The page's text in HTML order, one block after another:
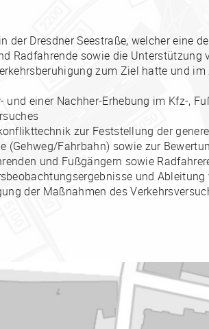
Dresdner Seestraße, welcher eine
Radfahrende sowie die Unterstützung
zum Ziel hatte und
einer Nachher-Erhebung im Kfz-,
zur Feststellung der
(Gehweg/Fahrbahn) sowie zur
und Fußgängern sowie
und Ableitung
der Maßnahmen des